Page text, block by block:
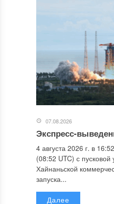
07.08.2026
Экспресс-
4 августа 2026 г. в
(08:52 UTC) с пусковой
Хайнаньской
запуска...
Далее